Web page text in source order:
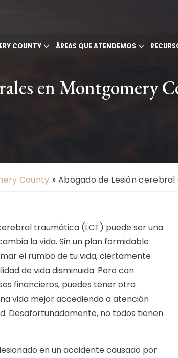
COUNTY ÁREAS QUE ATENDEMOS
en Montgomery
County » Abogado de Lesión
traumática (LCT) puede ser una
la vida. Sin un plan formidable
el rumbo de tu vida, ciertamente
de vida disminuida. Pero con
financieros, puedes tener otra
vida mejor accediendo a atención
Desafortunadamente, no todos tienen
en un accidente causado por